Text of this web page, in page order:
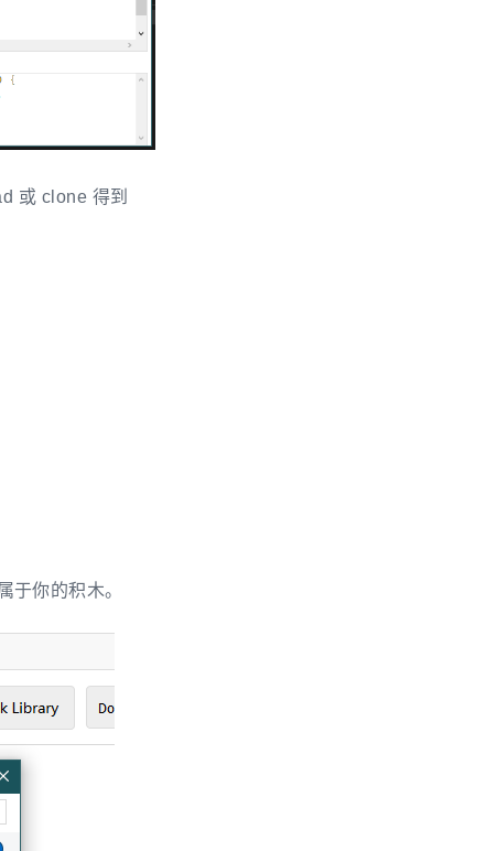
或 clone 得到
于你的积木。